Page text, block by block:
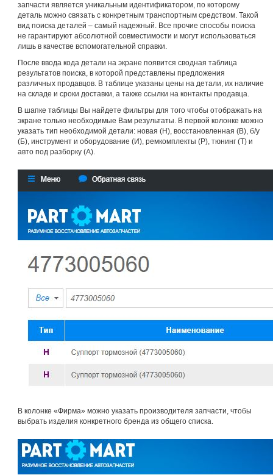
запчасти является уникальным идентификатором, по которому
деталь можно связать с конкретным транспортным средством. Такой
вид поиска деталей – самый надежный. Все прочие способы поиска
не гарантируют абсолютной совместимости и могут использоваться
лишь в качестве вспомогательной справки.
После ввода кода детали на экране появится сводная таблица
результатов поиска, в которой представлены предложения
различных продавцов. В таблице указаны цены на детали, их наличие
на складе и сроки доставки, а также ссылки на контакты продавца.
В шапке таблицы Вы найдете фильтры для того чтобы отображать на
экране только необходимые Вам результаты. В первой колонке можно
указать тип необходимой детали: новая (Н), восстановленная (В), б/у
(Б), инструмент и оборудование (И), ремкомплекты (Р), тюнинг (Т) и
авто под разборку (А).
В колонке «Фирма» можно указать производителя запчасти, чтобы
выбрать изделия конкретного бренда из общего списка.